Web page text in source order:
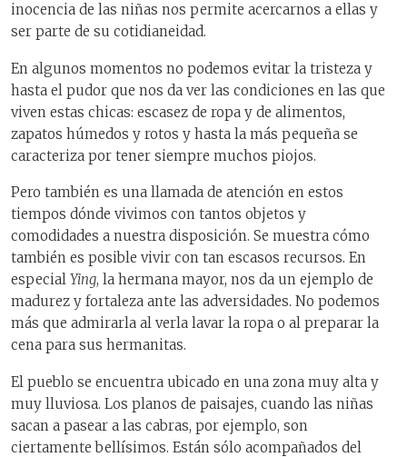
inocencia de las niñas nos permite acercarnos a ellas y
ser parte de su cotidianeidad.
En algunos momentos no podemos evitar la tristeza y
hasta el pudor que nos da ver las condiciones en las que
viven estas chicas: escasez de ropa y de alimentos,
zapatos húmedos y rotos y hasta la más pequeña se
caracteriza por tener siempre muchos piojos.
Pero también es una llamada de atención en estos
tiempos dónde vivimos con tantos objetos y
comodidades a nuestra disposición. Se muestra cómo
también es posible vivir con tan escasos recursos. En
especial Ying, la hermana mayor, nos da un ejemplo de
madurez y fortaleza ante las adversidades. No podemos
más que admirarla al verla lavar la ropa o al preparar la
cena para sus hermanitas.
El pueblo se encuentra ubicado en una zona muy alta y
muy lluviosa. Los planos de paisajes, cuando las niñas
sacan a pasear a las cabras, por ejemplo, son
ciertamente bellísimos. Están sólo acompañados del